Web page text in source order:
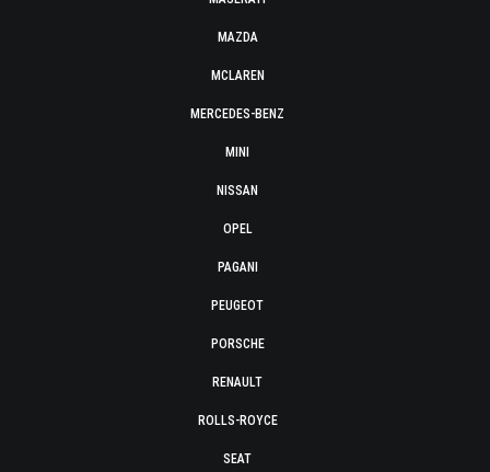
MAZDA
MCLAREN
MERCEDES-BENZ
MINI
NISSAN
OPEL
PAGANI
PEUGEOT
PORSCHE
RENAULT
ROLLS-ROYCE
SEAT